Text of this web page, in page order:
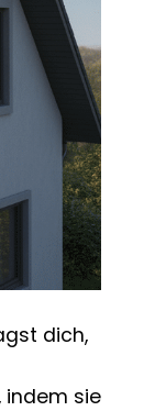
dich,
indem sie